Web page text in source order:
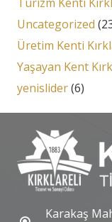
Turizm Kenti
Uncategorized
Üretim Kenti
Yaşayan Kent
yenislider(6)
Karakaş